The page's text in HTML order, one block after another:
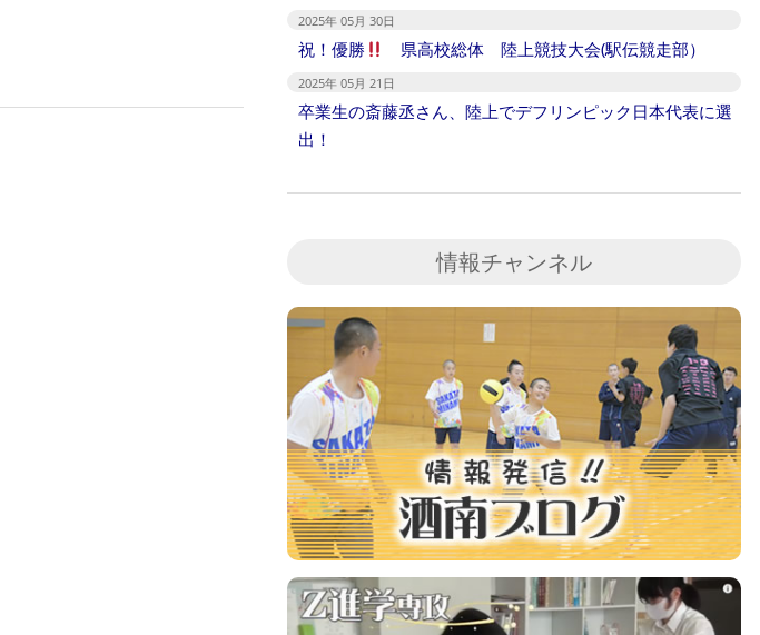
2025年 05月 30日
祝！優勝 県高校総体 陸上競技大会(駅伝競走部）
2025年 05月 21日
卒業生の斎藤丞さん、陸上でデフリンピック日本代表に選
出！
情報チャンネル